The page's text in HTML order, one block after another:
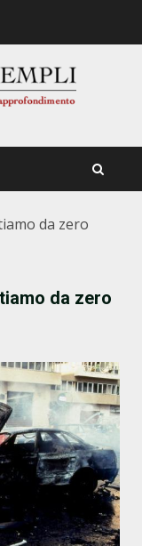
da zero
da zero